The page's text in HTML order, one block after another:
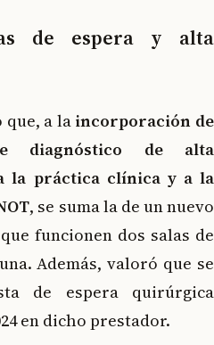
de espera y alta
que, a la incorporación de
diagnóstico de alta
la práctica clínica y a la
, se suma la de un nuevo
funcionen dos salas de
Además, valoró que se
de espera quirúrgica
en dicho prestador.